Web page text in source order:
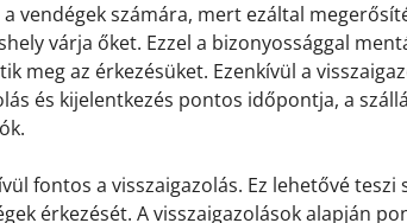
vendégek számára, mert ezáltal
várja őket. Ezzel a bizonyossággal
meg az érkezésüket. Ezenkívül a
és kijelentkezés pontos időpontja, a
fontos a visszaigazolás. Ez lehetővé
érkezését. A visszaigazolások alapján